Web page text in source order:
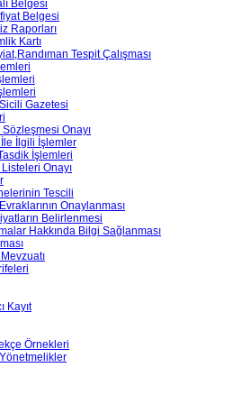
Belgesi
Belgesi
Raporları
Kartı
Tespit Çalışması
Gazetesi
Sözleşmesi Onayı
İlgili İşlemler
İşlemleri
Onayı
Tescili
Onaylanması
Belirlenmesi
Hakkında Bilgi Sağlanması
Kayıt
Örnekleri